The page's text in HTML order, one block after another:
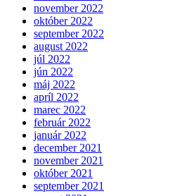
november 2022
október 2022
september 2022
august 2022
júl 2022
jún 2022
máj 2022
apríl 2022
marec 2022
február 2022
január 2022
december 2021
november 2021
október 2021
september 2021